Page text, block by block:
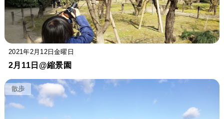
2021年2月12日金曜日
2月11日@縮景園
散歩